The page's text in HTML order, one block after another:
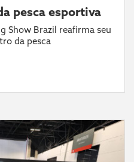
pesca esportiva
Show Brazil reafirma seu
da pesca